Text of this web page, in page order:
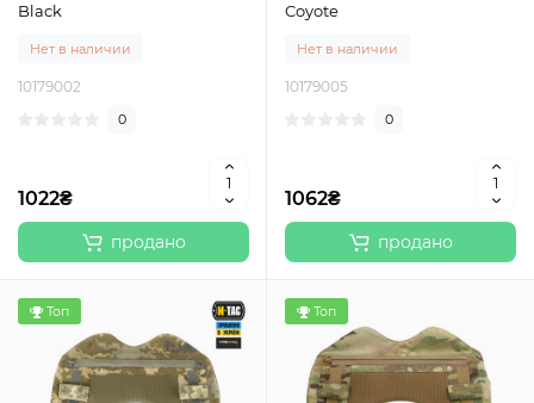
Black
Нет в наличии
10179002
0
1022₴
продано
Coyote
Нет в наличии
10179005
0
1062₴
продано
Топ Топ